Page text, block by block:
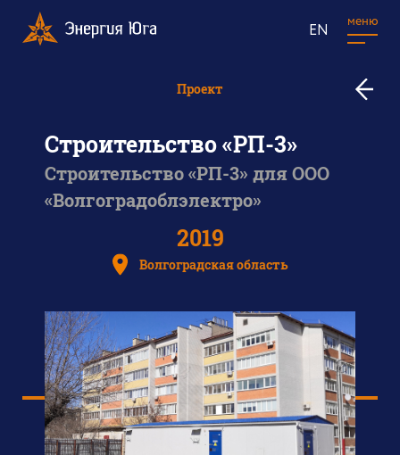
EN меню
Проект
Строительство «РП-3»
Строительство «РП-3» для ООО
«Волгоградоблэлектро»
2019
Волгоградская область